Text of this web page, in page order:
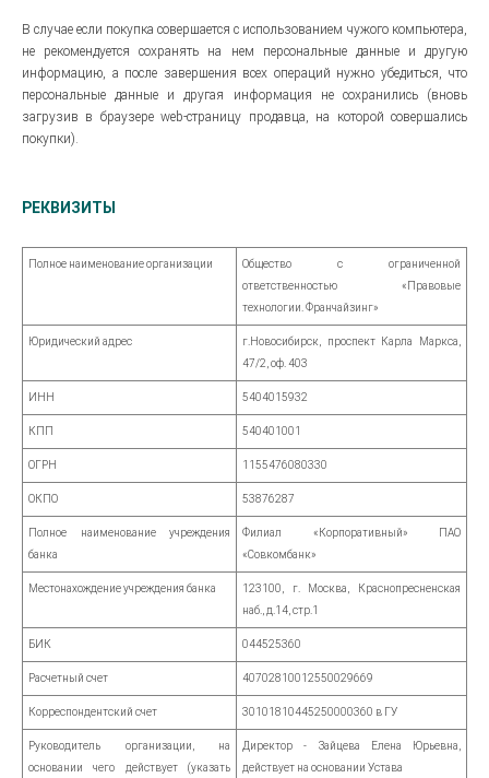
В случае если покупка совершается с использованием чужого компьютера,
не рекомендуется сохранять на нем персональные данные и другую
информацию, а после завершения всех операций нужно убедиться, что
персональные данные и другая информация не сохранились (вновь
загрузив в браузере web-страницу продавца, на которой совершались
покупки).
РЕКВИЗИТЫ
Полное наименование организации
Общество с ограниченной
ответственностью «Правовые
технологии. Франчайзинг»
Юридический адрес
г.Новосибирск, проспект Карла Маркса,
47/2, оф. 403
ИНН 5404015932
КПП 540401001
ОГРН 1155476080330
ОКПО 53876287
Полное наименование учреждения
банка
Филиал «Корпоративный» ПАО
«Совкомбанк»
Местонахождение учреждения банка
123100, г. Москва, Краснопресненская
наб., д.14, стр.1
БИК 044525360
Расчетный счет 40702810012550029669
Корреспондентский счет 30101810445250000360 в ГУ
Руководитель организации, на
основании чего действует (указать
Директор - Зайцева Елена Юрьевна,
действует на основании Устава